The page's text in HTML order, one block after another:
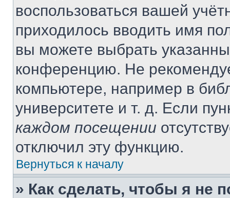
воспользоваться вашей
приходилось вводить имя
вы можете выбрать
конференцию. Не
компьютере, например в
университете и т. д. Если
каждом посещении
отключил эту функцию.
Вернуться к началу
» Как сделать, чтобы я не